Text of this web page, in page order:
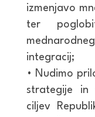
izmenjavo
ter
integracij;
• Nudimo
strategije in
ciljev